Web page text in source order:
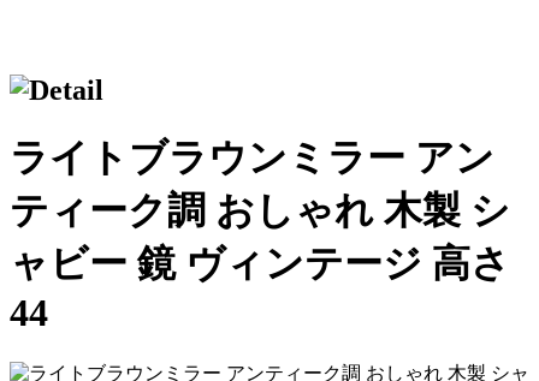
ライトブラウンミラー アン
ティーク調 おしゃれ 木製 シ
ャビー 鏡 ヴィンテージ 高さ
44